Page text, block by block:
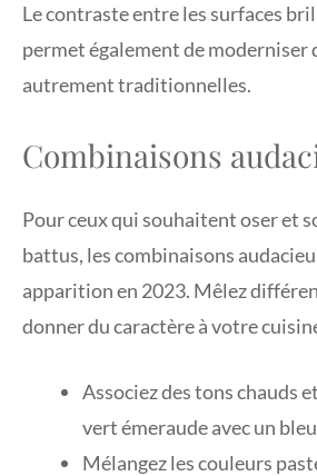
Le contraste entre les surfaces
permet également de moderniser
autrement traditionnelles.
Combinaisons
Pour ceux qui souhaitent oser et
battus, les combinaisons
apparition en 2023. Mêlez
donner du caractère à votre
Associez des tons chauds
vert émeraude avec un
Mélangez les couleurs